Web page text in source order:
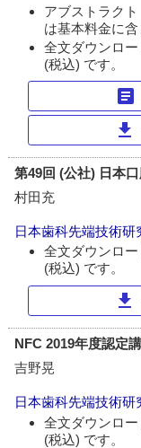
アブストラク
は基本料金に含
全文ダウンロ
(税込) です。
article
download
第49回 (公社) 日本
村田充
日本歯科先端技術研
全文ダウンロ
(税込) です。
download
NFC 2019年度認定
吉野晃
日本歯科先端技術研
全文ダウンロ
(税込) です。